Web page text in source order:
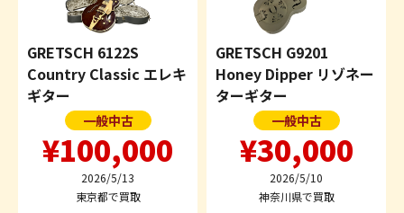
GRETSCH 6122S
Country Classic エレキ
ギター
一般中古
¥100,000
2026/5/13
東京都で買取
GRETSCH G9201
Honey Dipper リゾネー
ターギター
一般中古
¥30,000
2026/5/10
神奈川県で買取